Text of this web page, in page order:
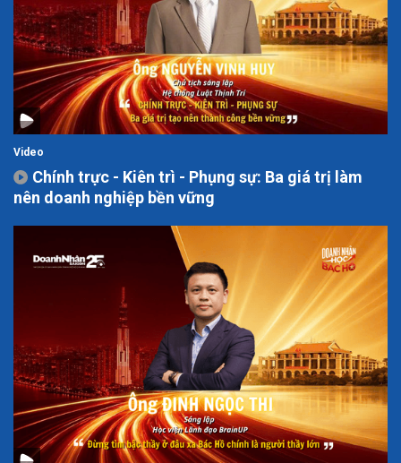
Video
Chính trực - Kiên trì - Phụng sự: Ba giá trị làm
nên doanh nghiệp bền vững